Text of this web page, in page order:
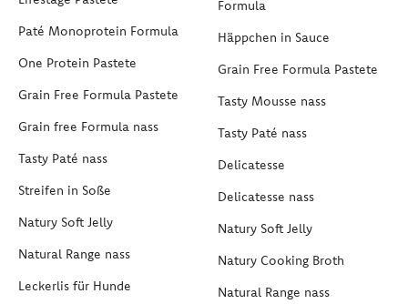
Paté Monoprotein Formula
One Protein Pastete
Grain Free Formula Pastete
Grain free Formula nass
Tasty Paté nass
Streifen in Soße
Natury Soft Jelly
Natural Range nass
Leckerlis für Hunde
Formula
Häppchen in Sauce
Grain Free Formula Pastete
Tasty Mousse nass
Tasty Paté nass
Delicatesse
Delicatesse nass
Natury Soft Jelly
Natury Cooking Broth
Natural Range nass